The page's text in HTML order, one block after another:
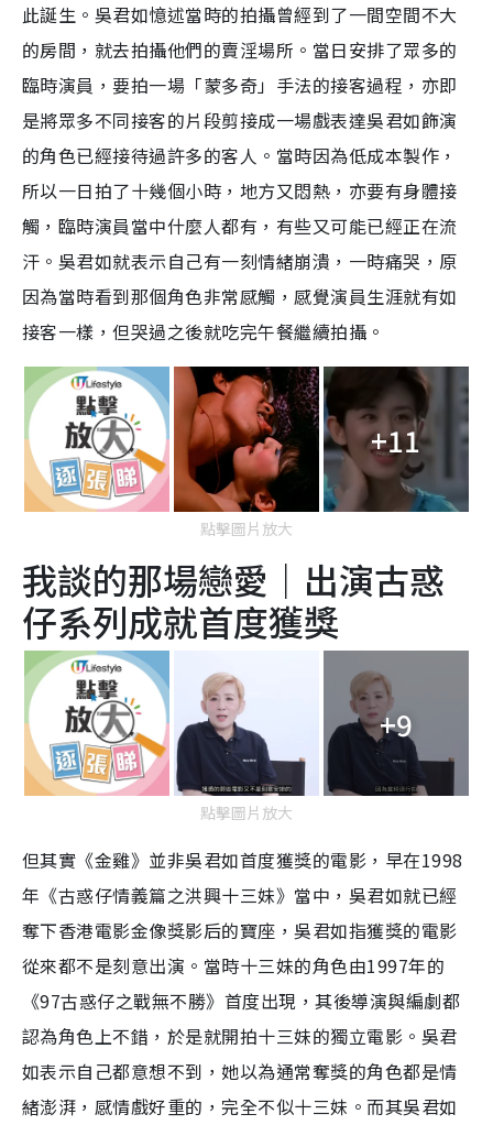
此誕生。吳君如憶述當時的拍攝曾經到了一間空間不大
的房間，就去拍攝他們的賣淫場所。當日安排了眾多的
臨時演員，要拍一場「蒙多奇」手法的接客過程，亦即
是將眾多不同接客的片段剪接成一場戲表達吳君如飾演
的角色已經接待過許多的客人。當時因為低成本製作，
所以一日拍了十幾個小時，地方又悶熱，亦要有身體接
觸，臨時演員當中什麼人都有，有些又可能已經正在流
汗。吳君如就表示自己有一刻情緒崩潰，一時痛哭，原
因為當時看到那個角色非常感觸，感覺演員生涯就有如
接客一樣，但哭過之後就吃完午餐繼續拍攝。
+11
點擊圖片放大
我談的那場戀愛｜出演古惑
仔系列成就首度獲獎
+9
點擊圖片放大
但其實《金雞》並非吳君如首度獲獎的電影，早在1998
年《古惑仔情義篇之洪興十三妹》當中，吳君如就已經
奪下香港電影金像獎影后的寶座，吳君如指獲獎的電影
從來都不是刻意出演。當時十三妹的角色由1997年的
《97古惑仔之戰無不勝》首度出現，其後導演與編劇都
認為角色上不錯，於是就開拍十三妹的獨立電影。吳君
如表示自己都意想不到，她以為通常奪獎的角色都是情
緒澎湃，感情戲好重的，完全不似十三妹。而其吳君如